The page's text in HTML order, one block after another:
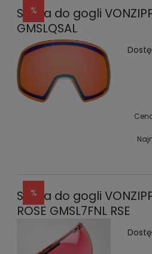
Szyba do gogli
GMSLQSAL
Szyba do gogli
ROSE GMSL7FNL RSE